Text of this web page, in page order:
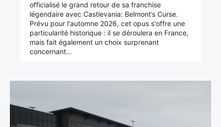
officialisé le grand retour de sa franchise
légendaire avec Castlevania: Belmont’s Curse.
Prévu pour l'automne 2026, cet opus s'offre une
particularité historique : il se déroulera en France,
mais fait également un choix surprenant
concernant…